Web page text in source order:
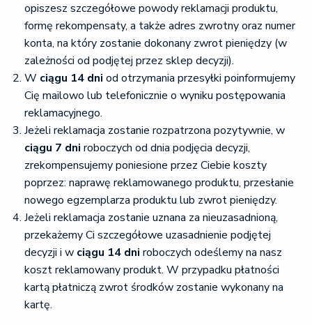
opiszesz szczegółowe powody reklamacji produktu,
formę rekompensaty, a także adres zwrotny oraz numer
konta, na który zostanie dokonany zwrot pieniędzy (w
zależności od podjętej przez sklep decyzji).
W ciągu 14 dni od otrzymania przesyłki poinformujemy
Cię mailowo lub telefonicznie o wyniku postępowania
reklamacyjnego.
Jeżeli reklamacja zostanie rozpatrzona pozytywnie, w
ciągu 7 dni roboczych od dnia podjęcia decyzji,
zrekompensujemy poniesione przez Ciebie koszty
poprzez: naprawę reklamowanego produktu, przesłanie
nowego egzemplarza produktu lub zwrot pieniędzy.
Jeżeli reklamacja zostanie uznana za nieuzasadnioną,
przekażemy Ci szczegółowe uzasadnienie podjętej
decyzji i w ciągu 14 dni roboczych odeślemy na nasz
koszt reklamowany produkt. W przypadku płatności
kartą płatniczą zwrot środków zostanie wykonany na
kartę.